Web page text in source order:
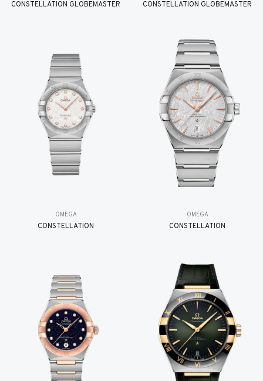
CONSTELLATION GLOBEMASTER CONSTELLATION GLOBEMASTER
OMEGA
CONSTELLATION
OMEGA
CONSTELLATION